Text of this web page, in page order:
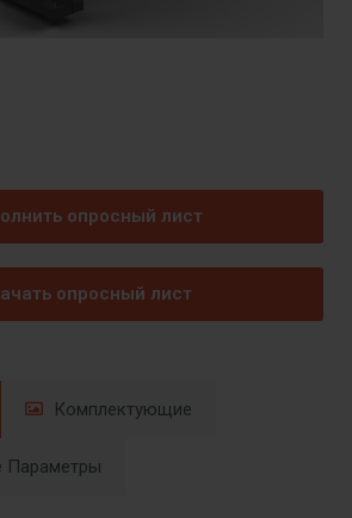
опросный лист
опросный лист
Комплектующие
Параметры